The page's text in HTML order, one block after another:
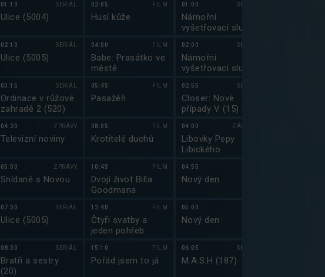
01:10 SERIÁL
Ulice (5004)
02:10 SERIÁL
Ulice (5005)
03:15 SERIÁL
Ordinace v růžové
zahradě 2 (520)
04:20 ZPRÁVY
Televizní noviny
05:00 ZPRÁVY
Snídaně s Novou
07:30 SERIÁL
Ulice (5005)
08:30 SERIÁL
Bratři a sestry
(20)
02:05 FILM
Husí kůže
04:00 FILM
Babe: Prasátko ve
městě
05:45 FILM
Pasažéři
08:05 FILM
Krotitelé duchů
10:45 FILM
Dvojí život Billa
Goodmana
12:40 FILM
Čtyři svatby a
jeden pohřeb
15:10 FILM
Pořád jsem to já
01:00 SERIÁL
Námořní
vyšetřovací služba
02:00 SERIÁL
Námořní
vyšetřovací služba
02:55 SERIÁL
Closer: Nové
případy V (15)
04:00 ZÁBAVA
Libovky Pepy
Libického
04:55
Nový den
05:00
Nový den
06:05 SERIÁL
M.A.S.H (187)